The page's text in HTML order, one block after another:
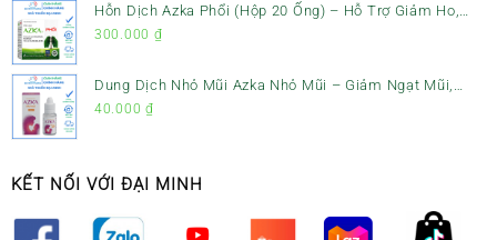
Hỗn Dịch Azka Phổi (Hộp 20 Ống) – Hỗ Trợ Giảm Ho,
Tiêu Đờm & Bổ Phổi
300.000 ₫
Dung Dịch Nhỏ Mũi Azka Nhỏ Mũi – Giảm Ngạt Mũi,
Sổ Mũi Cho Trẻ Sơ Sinh
40.000 ₫
KẾT NỐI VỚI ĐẠI MINH